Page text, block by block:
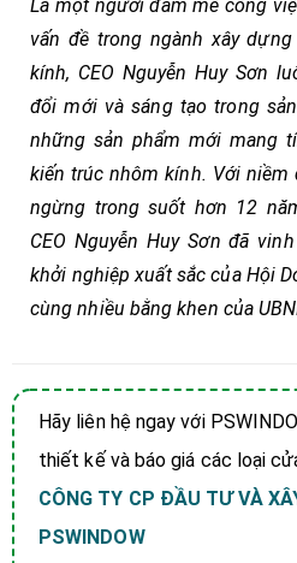
Là một người đam mê công
vấn đề trong ngành xây
kính, CEO Nguyễn Huy Sơn
đổi mới và sáng tạo trong
những sản phẩm mới mang
kiến trúc nhôm kính. Với
ngừng trong suốt hơn 12 năm
CEO Nguyễn Huy Sơn đã
khởi nghiệp xuất sắc của Hội
cùng nhiều bằng khen của
Hãy liên hệ ngay với
thiết kế và báo giá các loại
CÔNG TY CP ĐẦU TƯ VÀ
PSWINDOW